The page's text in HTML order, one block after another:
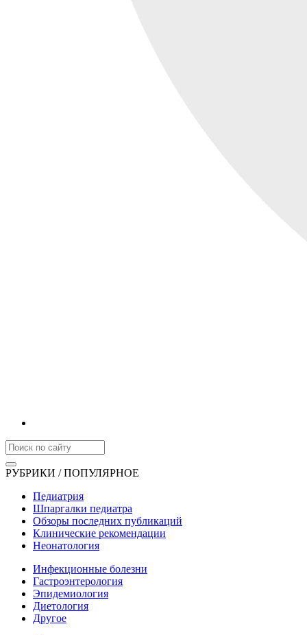
РУБРИКИ / ПОПУЛЯРНОЕ
Педиатрия
Шпаргалки педиатра
Обзоры последних публикаций
Клинические рекомендации
Неонатология
Инфекционные болезни
Гастроэнтерология
Эпидемиология
Диетология
Другое